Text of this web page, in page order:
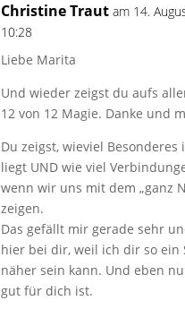
Christine Traut am 14.
10:28
Liebe Marita
Und wieder zeigst du aufs
12 von 12 Magie. Danke und
Du zeigst, wieviel Besonderes
liegt UND wie viel
wenn wir uns mit dem „ganz
zeigen.
Das gefällt mir gerade sehr
hier bei dir, weil ich dir so ein
näher sein kann. Und eben
gut für dich ist.